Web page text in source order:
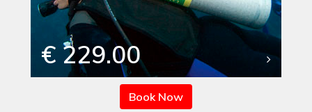
€ 229.00
Book Now